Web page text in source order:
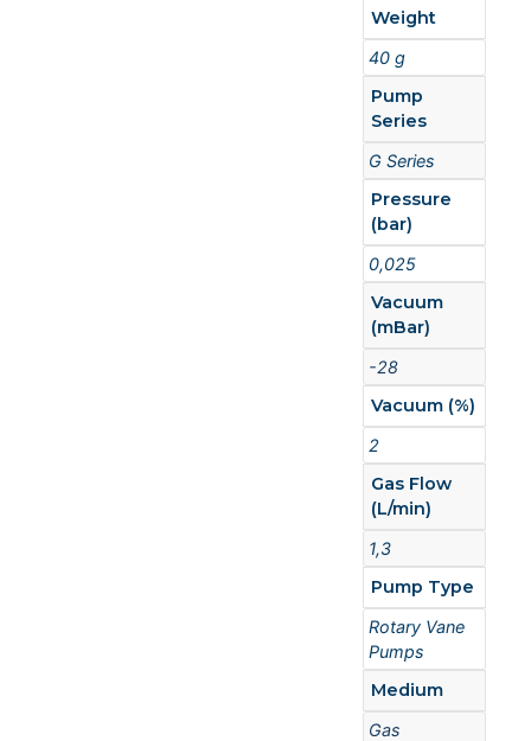
Weight
40 g
Pump
Series
G Series
Pressure
(bar)
0,025
Vacuum
(mBar)
-28
Vacuum (%)
2
Gas Flow
(L/min)
1,3
Pump Type
Rotary Vane
Pumps
Medium
Gas